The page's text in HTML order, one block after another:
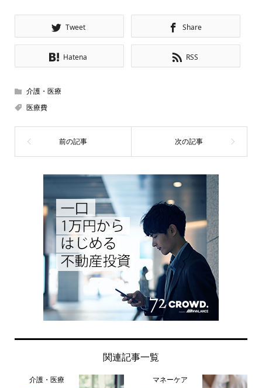
Tweet Share
Hatena RSS
介護・医療
医療費
関連記事一覧
介護・医療 マネーケア